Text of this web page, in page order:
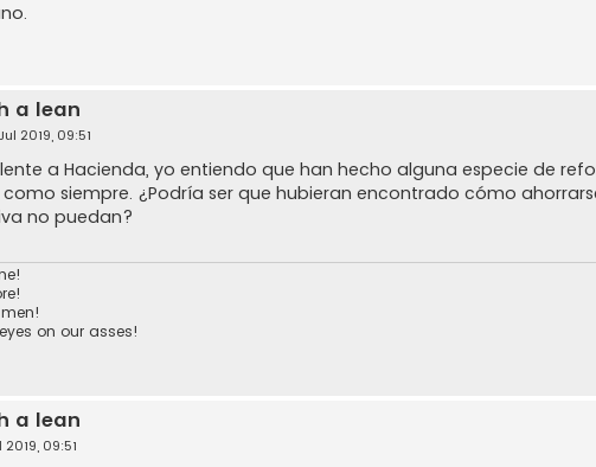
a lean
2019, 09:51
a Hacienda, yo entiendo que han hecho alguna especie de
siempre. ¿Podría ser que hubieran encontrado cómo
no puedan?
on our asses!
a lean
09:51